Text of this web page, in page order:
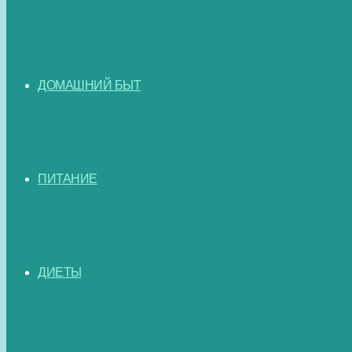
ДОМАШНИЙ БЫТ
ПИТАНИЕ
ДИЕТЫ